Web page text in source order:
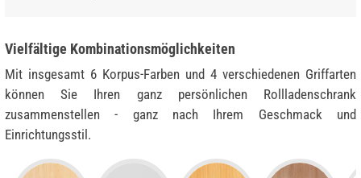
Vielfältige Kombinationsmöglichkeiten
Mit insgesamt 6 Korpus-Farben und 4 verschiedenen Griffarten
können Sie Ihren ganz persönlichen Rollladenschrank
zusammenstellen - ganz nach Ihrem Geschmack und
Einrichtungsstil.